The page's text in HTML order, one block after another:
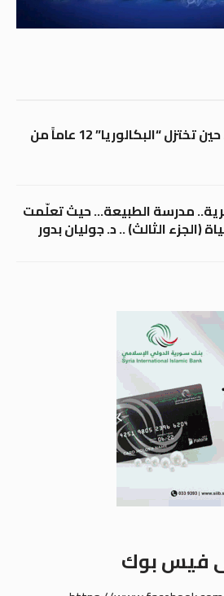
كابوس النتائج.. حين تختزل “البكالوريا” 12 عاماً من
مدرسة الطبيعة… حيث تعلّمت
(الجزء الثالث) .. د. جوليان بدور
فيس بوك